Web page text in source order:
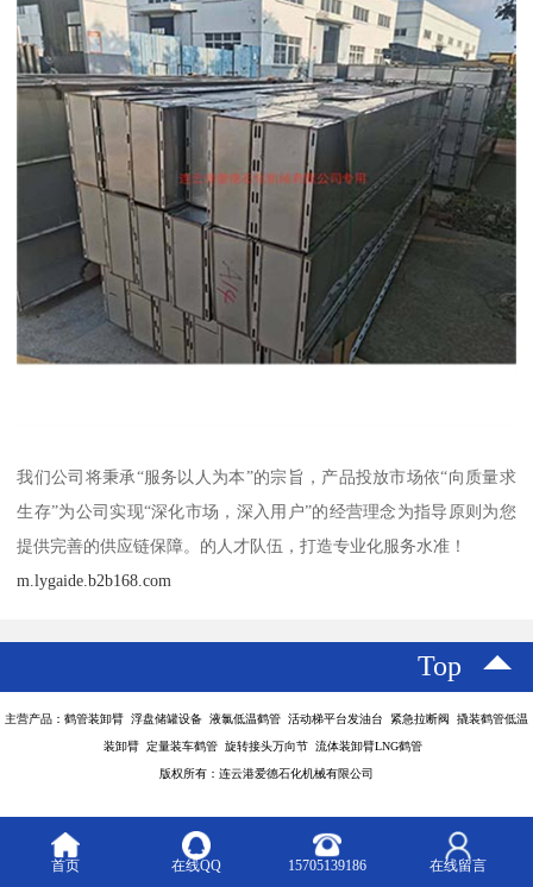
我们公司将秉承“服务以人为本”的宗旨，产品投放市场依“向质量求
生存”为公司实现“深化市场，深入用户”的经营理念为指导原则为您
提供完善的供应链保障。的人才队伍，打造专业化服务水准！
m.lygaide.b2b168.com
Top
主营产品：鹤管装卸臂 浮盘储罐设备 液氯低温鹤管 活动梯平台发油台 紧急拉断阀 撬装鹤管低温
装卸臂 定量装车鹤管 旋转接头万向节 流体装卸臂LNG鹤管
版权所有：连云港爱德石化机械有限公司
首页 在线QQ 15705139186 在线留言